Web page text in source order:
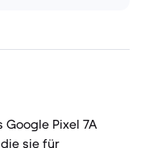
Google Pixel 7A
sie für